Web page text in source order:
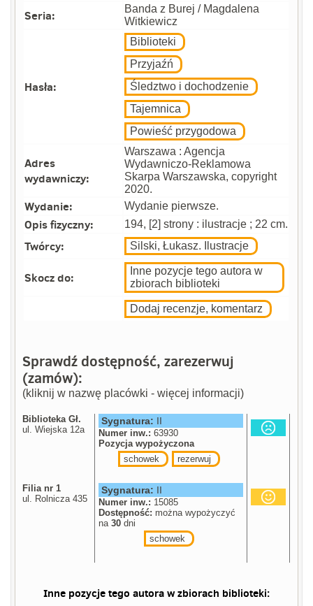
Seria:
Banda z Burej / Magdalena
Witkiewicz
Hasła:
Biblioteki
Przyjaźń
Śledztwo i dochodzenie
Tajemnica
Powieść przygodowa
Adres
wydawniczy:
Warszawa : Agencja
Wydawniczo-Reklamowa
Skarpa Warszawska, copyright
2020.
Wydanie: Wydanie pierwsze.
Opis fizyczny: 194, [2] strony : ilustracje ; 22 cm.
Twórcy: Silski, Łukasz. Ilustracje
Skocz do:
Inne pozycje tego autora w
zbiorach biblioteki
Dodaj recenzje, komentarz
Sprawdź dostępność, zarezerwuj
(zamów):
(kliknij w nazwę placówki - więcej informacji)
Biblioteka Gł.
ul. Wiejska 12a
Sygnatura: II
Numer inw.: 63930
Pozycja wypożyczona
schowek
rezerwuj
Filia nr 1
ul. Rolnicza 435
Sygnatura: II
Numer inw.: 15085
Dostępność: można wypożyczyć
na30 dni
schowek
Inne pozycje tego autora w zbiorach biblioteki: